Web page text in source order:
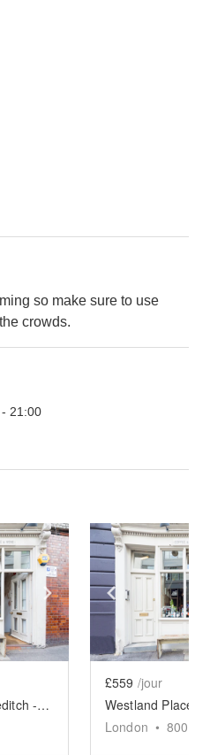
so make sure to use
crowds.
- 21:00
Show next slide
Westland Place, Shoreditch - Basement Event Space
Show
£559 /jour
London • 800